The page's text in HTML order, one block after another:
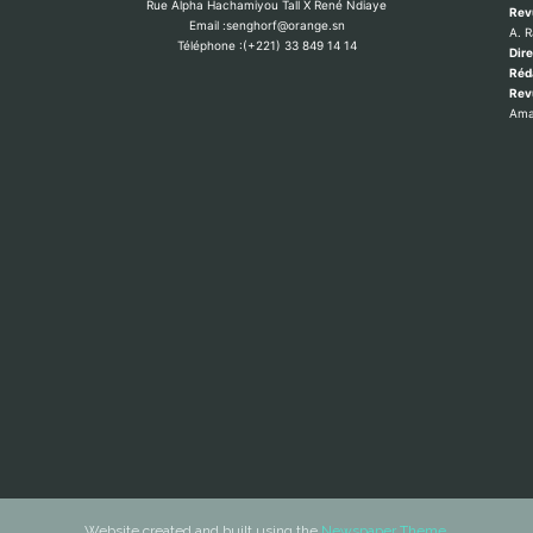
Rue Alpha Hachamiyou Tall X René Ndiaye
Email :senghorf@orange.sn
Téléphone :(+221) 33 849 14 14
A.